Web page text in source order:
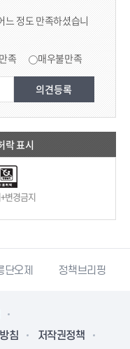
느 정도 만족하셨습니
족 매우불만족
락 표시
변경금지
오제 정책브리핑
침
저작권정책